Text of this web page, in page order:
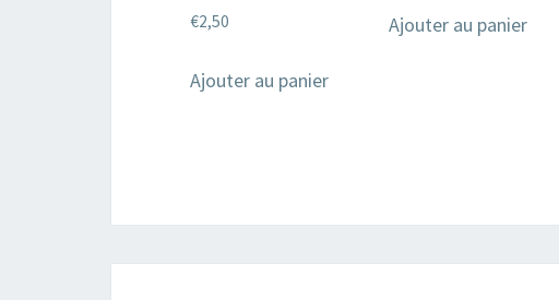
€2,50
Ajouter au panier
Ajouter au panier